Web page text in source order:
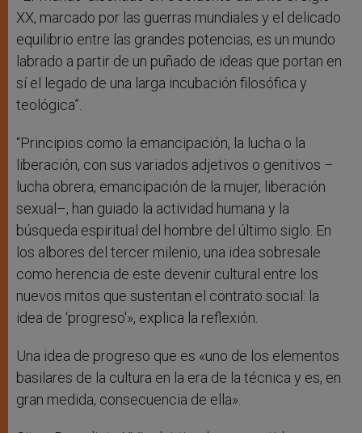
XX, marcado por las guerras mundiales y el delicado
equilibrio entre las grandes potencias, es un mundo
labrado a partir de un puñado de ideas que portan en
sí el legado de una larga incubación filosófica y
teológica”.
“Principios como la emancipación, la lucha o la
liberación, con sus variados adjetivos o genitivos –
lucha obrera, emancipación de la mujer, liberación
sexual–, han guiado la actividad humana y la
búsqueda espiritual del hombre del último siglo. En
los albores del tercer milenio, una idea sobresale
como herencia de este devenir cultural entre los
nuevos mitos que sustentan el contrato social: la
idea de ‘progreso'», explica la reflexión.
Una idea de progreso que es «uno de los elementos
basilares de la cultura en la era de la técnica y es, en
gran medida, consecuencia de ella».